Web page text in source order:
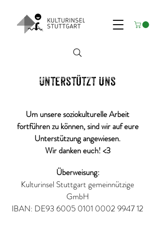
​Unterstützt uns
Um unsere soziokulturelle Arbeit
fortführen zu können, sind wir auf eure
Unterstützung angewiesen.
Wir danken euch! <3
Überweisung:
Kulturinsel Stuttgart gemeinnützige
GmbH
IBAN: DE93 6005 0101 0002 994712